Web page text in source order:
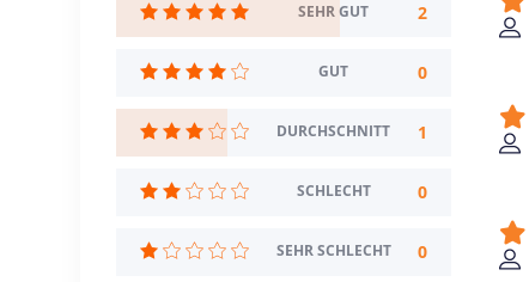
SEHR GUT 2
GUT 0
DURCHSCHNITT 1
SCHLECHT 0
SEHR SCHLECHT 0